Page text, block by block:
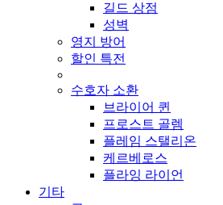
길드 상점
성벽
영지 방어
할인 특전
수호자 소환
브라이어 퀸
프로스트 골렘
플레임 스탤리온
케르베로스
플라잉 라이언
기타